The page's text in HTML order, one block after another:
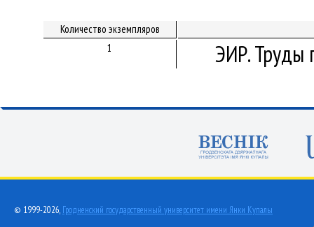
Количество экземпляров
1
ЭИР. Труды
© 1999-2026, Гродненский государственный университет имени Янки Купалы